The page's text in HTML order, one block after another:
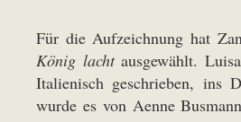
Für die Aufzeichnung hat
König lachtausgewählt.
Italienisch geschrieben, ins
wurde es von Aenne